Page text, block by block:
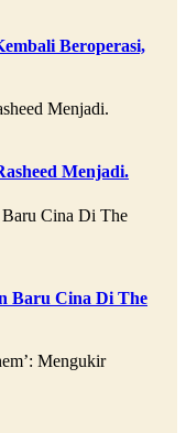
Beroperasi,
Menjadi.
Baru Cina Di The